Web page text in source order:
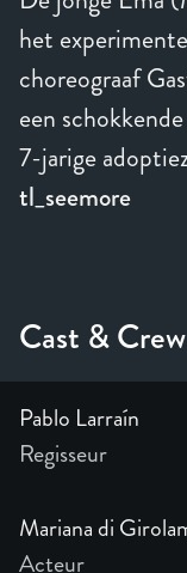
het
choreograaf
een
7-jarige
tl_seemore
Pablo Larraín
Regisseur
Mariana di
Acteur